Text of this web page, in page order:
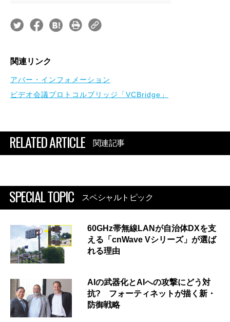
関連リンク
アバー・インフォメーション
ビデオ会議プロトコルブリッジ「VCBridge」
RELATED ARTICLE 関連記事
SPECIAL TOPIC スペシャルトピック
60GHz帯無線LANが自治体DXを支
える「cnWave Vシリーズ」が選ば
れる理由
AIの武器化とAIへの攻撃にどう対
抗? フォーティネットが描く新・
防御戦略